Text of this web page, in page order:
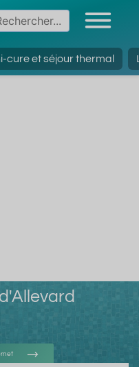
cure et séjour thermal